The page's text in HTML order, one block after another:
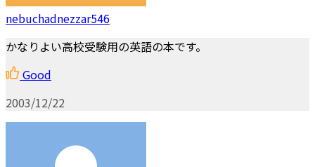
nebuchadnezzar546
かなりよい高校受験用の英語の本です。
Good
2003/12/22